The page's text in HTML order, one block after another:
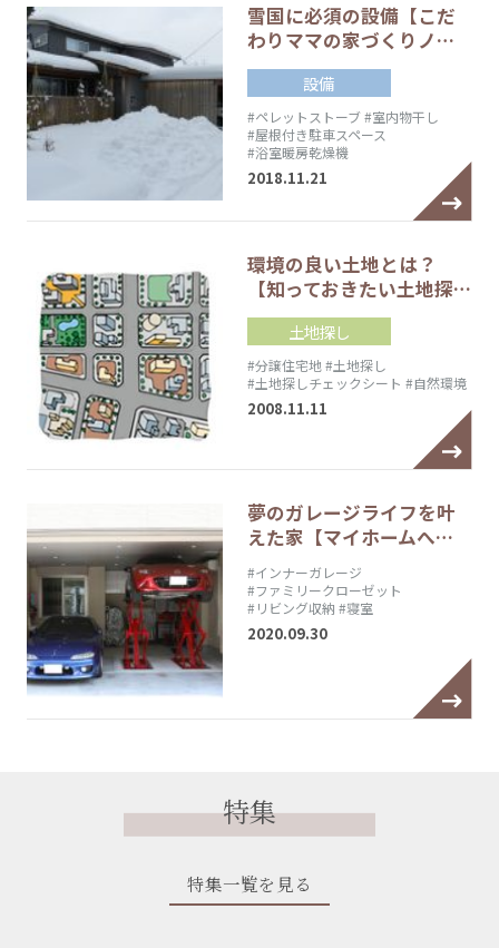
雪国に必須の設備【こだ
わりママの家づくりノ…
設備
#ペレットストーブ#室内物干し
#屋根付き駐車スペース
#浴室暖房乾燥機
2018.11.21
環境の良い土地とは？
【知っておきたい土地探…
土地探し
#分譲住宅地#土地探し
#土地探しチェックシート #自然環境
2008.11.11
夢のガレージライフを叶
えた家【マイホームへ…
#インナーガレージ
#ファミリークローゼット
#リビング収納 #寝室
2020.09.30
特集
特集一覧を見る